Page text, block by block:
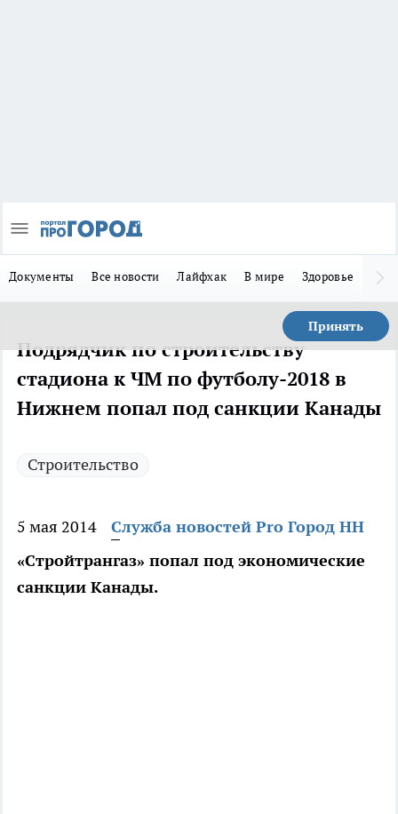
Документы Все новости Лайфхак В мире Здоровье
Принять
Подрядчик по строительству
стадиона к ЧМ по футболу-2018 в
Нижнем попал под санкции Канады
Строительство
5 мая 2014
Служба новостей Pro Город НН
«Стройтрангаз» попал под экономические
санкции Канады.